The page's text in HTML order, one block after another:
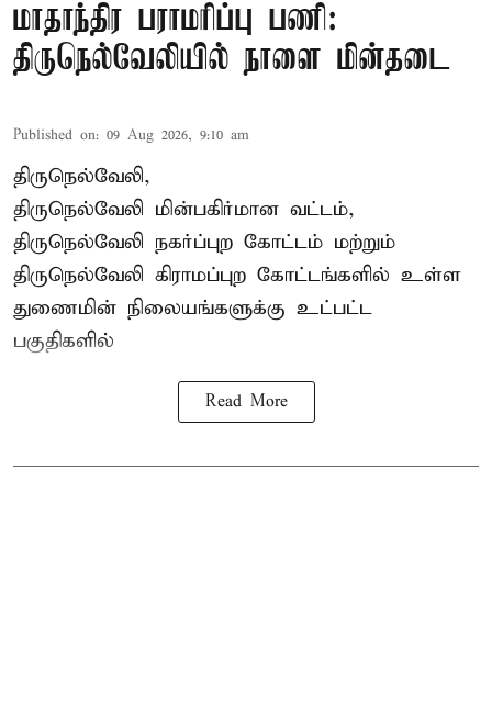
மாதாந்திர பராமரிப்பு பணி:
திருநெல்வேலியில் நாளை மின்தடை
Published on: 09 Aug 2026, 9:10 am
திருநெல்வேலி,
திருநெல்வேலி மின்பகிர்மான வட்டம்,
திருநெல்வேலி நகர்ப்புற கோட்டம் மற்றும்
திருநெல்வேலி கிராமப்புற கோட்டங்களில் உள்ள
துணைமின் நிலையங்களுக்கு உட்பட்ட
பகுதிகளில்
Read More